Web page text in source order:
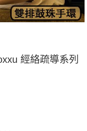
經絡疏導系列